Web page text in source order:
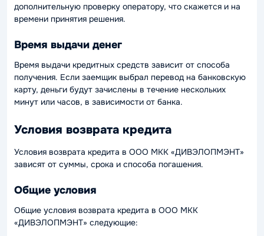
дополнительную проверку оператору, что скажется и на
времени принятия решения.
Время выдачи денег
Время выдачи кредитных средств зависит от способа
получения. Если заемщик выбрал перевод на банковскую
карту, деньги будут зачислены в течение нескольких
минут или часов, в зависимости от банка.
Условия возврата кредита
Условия возврата кредита в ООО МКК «ДИВЭЛОПМЭНТ»
зависят от суммы, срока и способа погашения.
Общие условия
Общие условия возврата кредита в ООО МКК
«ДИВЭЛОПМЭНТ» следующие: